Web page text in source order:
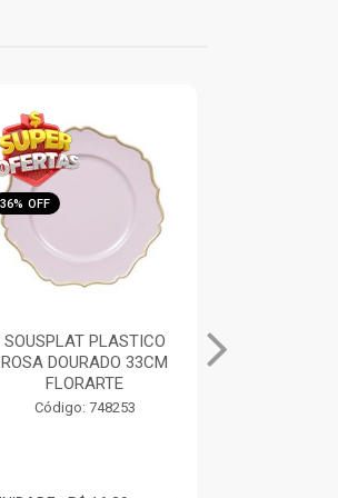
36% OFF
SOUSPLAT PLASTICO
AZUL CLARO/DOURADO
33CM FLORARTE
Código: 748255